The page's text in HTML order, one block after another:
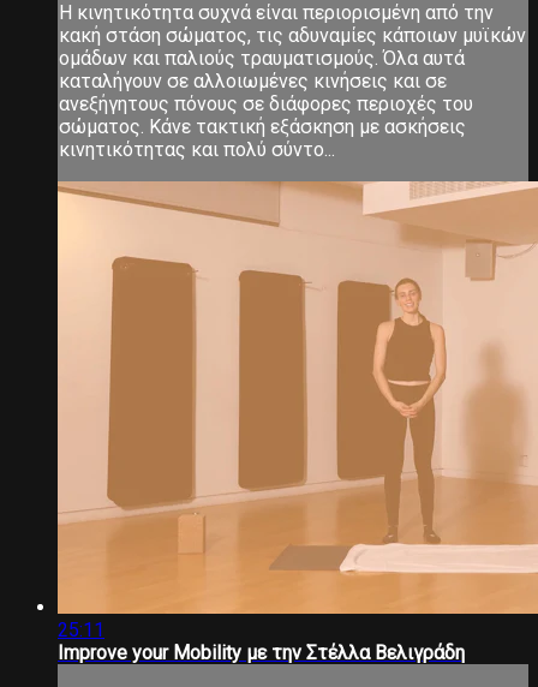
Η κινητικότητα συχνά είναι περιορισμένη από την
κακή στάση σώματος, τις αδυναμίες κάποιων μυϊκών
ομάδων και παλιούς τραυματισμούς. Όλα αυτά
καταλήγουν σε αλλοιωμένες κινήσεις και σε
ανεξήγητους πόνους σε διάφορες περιοχές του
σώματος. Κάνε τακτική εξάσκηση με ασκήσεις
κινητικότητας και πολύ σύντο...
25:11
Improve your Mobility με την Στέλλα Βελιγράδη